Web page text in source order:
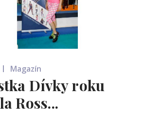
Magazín
Dívky roku
Ross...